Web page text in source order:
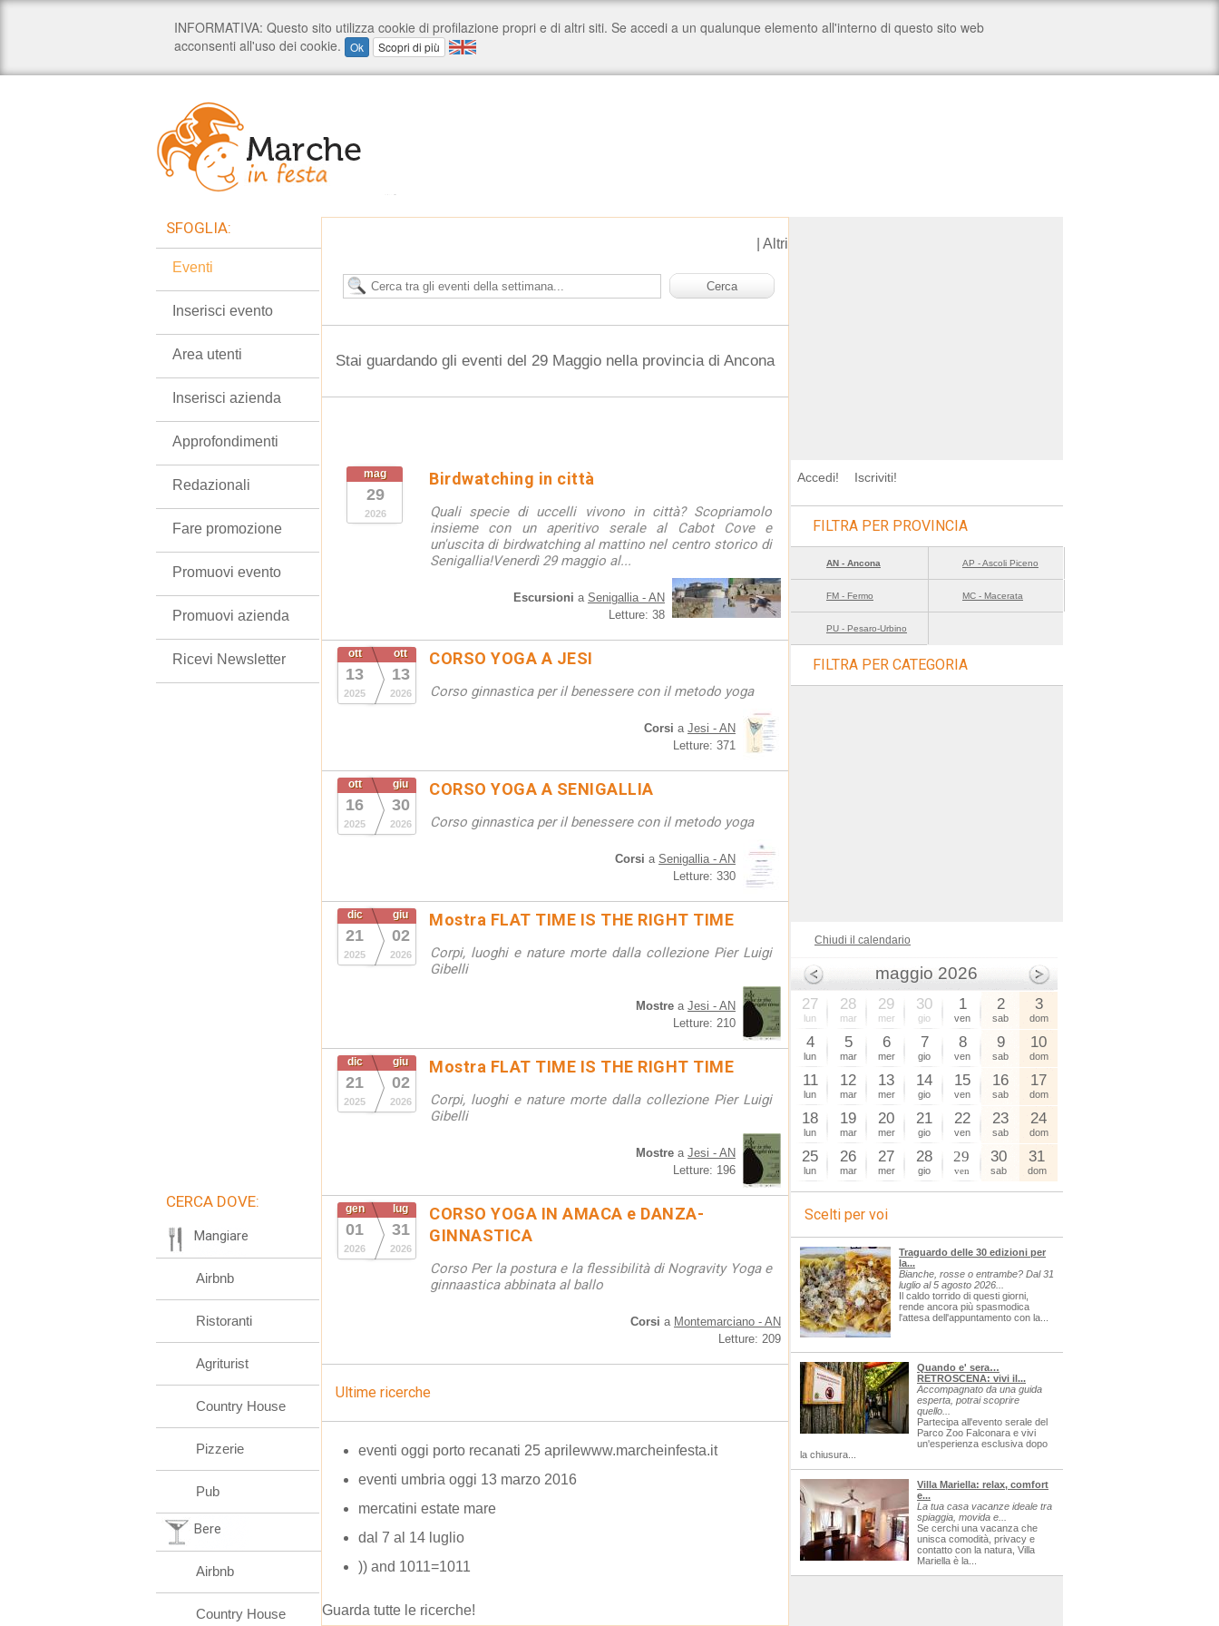
Altri
Stai guardando gli eventi del 29 Maggio nella provincia di Ancona
mag
29
2026
Birdwatching in città
Quali specie di uccelli vivono in città? Scopriamolo
insieme con un aperitivo serale al Cabot Cove e
un'uscita di birdwatching al mattino nel centro storico di
Senigallia!Venerdì 29 maggio al...
Escursioni a Senigallia - AN
Letture: 38
ott
13
2025
ott
13
2026
CORSO YOGA A JESI
Corso ginnastica per il benessere con il metodo yoga
Corsi a Jesi - AN
Letture: 371
ott
16
2025
giu
30
2026
CORSO YOGA A SENIGALLIA
Corso ginnastica per il benessere con il metodo yoga
Corsi a Senigallia - AN
Letture: 330
dic
21
2025
giu
02
2026
Mostra FLAT TIME IS THE RIGHT TIME
Corpi, luoghi e nature morte dalla collezione Pier Luigi
Gibelli
Mostre a Jesi - AN
Letture: 210
dic
21
2025
giu
02
2026
Mostra FLAT TIME IS THE RIGHT TIME
Corpi, luoghi e nature morte dalla collezione Pier Luigi
Gibelli
Mostre a Jesi - AN
Letture: 196
gen
01
2026
lug
31
2026
CORSO YOGA IN AMACA e DANZA-
GINNASTICA
Corso Per la postura e la flessibilità di Nogravity Yoga e
ginnaastica abbinata al ballo
Corsi a Montemarciano - AN
Letture: 209
Ultime ricerche
eventi oggi porto recanati 25 aprilewww.marcheinfesta.it
eventi umbria oggi 13 marzo 2016
mercatini estate mare
dal 7 al 14 luglio
)) and 1011=1011
Guarda tutte le ricerche!
SFOGLIA:
Eventi
Inserisci evento
Area utenti
Inserisci azienda
Approfondimenti
Redazionali
Fare promozione
Promuovi evento
Promuovi azienda
Ricevi Newsletter
CERCA DOVE:
Mangiare
Airbnb
Ristoranti
Agriturist
Country House
Pizzerie
Pub
Bere
Airbnb
Country House
Accedi! Iscriviti!
FILTRA PER PROVINCIA
AN - Ancona AP - Ascoli Piceno
FM - Fermo MC - Macerata
PU - Pesaro-Urbino
FILTRA PER CATEGORIA
Chiudi il calendario
maggio 2026
27
lun
28
mar
29
mer
30
gio
1
ven
2
sab
3
dom
4
lun
5
mar
6
mer
7
gio
8
ven
9
sab
10
dom
11
lun
12
mar
13
mer
14
gio
15
ven
16
sab
17
dom
18
lun
19
mar
20
mer
21
gio
22
ven
23
sab
24
dom
25
lun
26
mar
27
mer
28
gio
29
ven
30
sab
31
dom
Scelti per voi
Traguardo delle 30 edizioni per
la...
Bianche, rosse o entrambe? Dal 31
luglio al 5 agosto 2026...
Il caldo torrido di questi giorni,
rende ancora più spasmodica
l'attesa dell'appuntamento con la...
Quando e' sera…
RETROSCENA: vivi il...
Accompagnato da una guida
esperta, potrai scoprire
quello...
Partecipa all'evento serale del
Parco Zoo Falconara e vivi
un'esperienza esclusiva dopo
la chiusura...
Villa Mariella: relax, comfort
e...
La tua casa vacanze ideale tra
spiaggia, movida e...
Se cerchi una vacanza che
unisca comodità, privacy e
contatto con la natura, Villa
Mariella è la...